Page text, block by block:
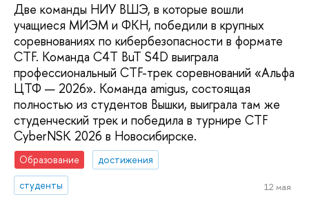
Две команды НИУ ВШЭ, в которые вошли
учащиеся МИЭМ и ФКН, победили в крупных
соревнованиях по кибербезопасности в формате
CTF. Команда C4T BuT S4D выиграла
профессиональный CTF-трек соревнований «Альфа
ЦТФ — 2026». Команда amigus, состоящая
полностью из студентов Вышки, выиграла там же
студенческий трек и победила в турнире CTF
CyberNSK 2026 в Новосибирске.
Образование
достижения
студенты
12 мая